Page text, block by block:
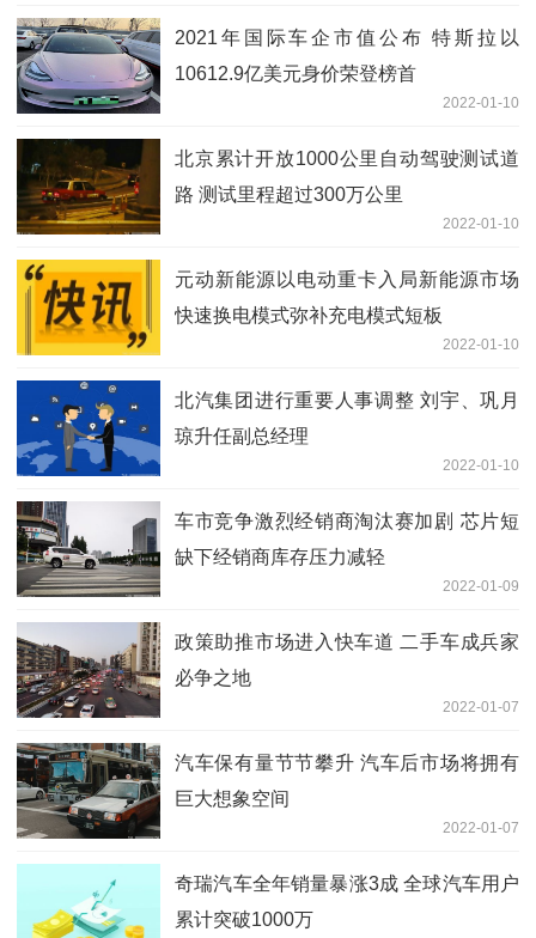
2021年国际车企市值公布 特斯拉以
10612.9亿美元身价荣登榜首
2022-01-10
北京累计开放1000公里自动驾驶测试道
路 测试里程超过300万公里
2022-01-10
元动新能源以电动重卡入局新能源市场
快速换电模式弥补充电模式短板
2022-01-10
北汽集团进行重要人事调整 刘宇、巩月
琼升任副总经理
2022-01-10
车市竞争激烈经销商淘汰赛加剧 芯片短
缺下经销商库存压力减轻
2022-01-09
政策助推市场进入快车道 二手车成兵家
必争之地
2022-01-07
汽车保有量节节攀升 汽车后市场将拥有
巨大想象空间
2022-01-07
奇瑞汽车全年销量暴涨3成 全球汽车用户
累计突破1000万